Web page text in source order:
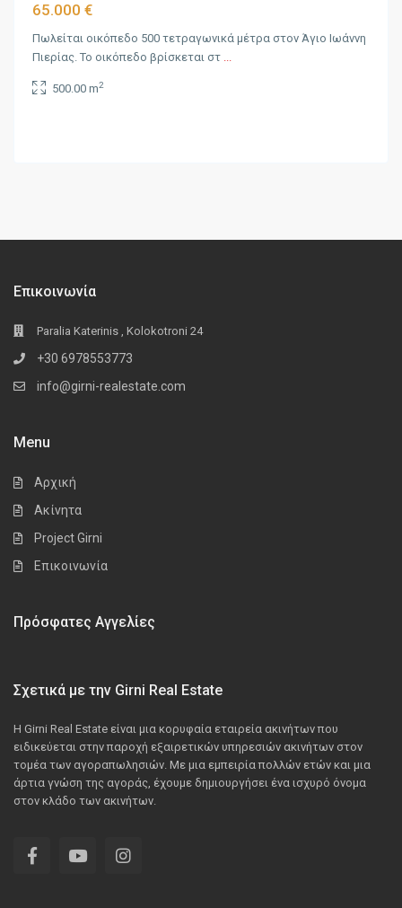
65.000 €
Πωλείται οικόπεδο 500 τετραγωνικά μέτρα στον Άγιο Ιωάννη
Πιερίας. Το οικόπεδο βρίσκεται στ ...
500.00 m2
Επικοινωνία
Paralia Katerinis , Kolokotroni 24
+30 6978553773
info@girni-realestate.com
Menu
Αρχική
Ακίνητα
Project Girni
Επικοινωνία
Πρόσφατες Αγγελίες
Σχετικά με την Girni Real Estate
Η Girni Real Estate είναι μια κορυφαία εταιρεία ακινήτων που
ειδικεύεται στην παροχή εξαιρετικών υπηρεσιών ακινήτων στον
τομέα των αγοραπωλησιών. Με μια εμπειρία πολλών ετών και μια
άρτια γνώση της αγοράς, έχουμε δημιουργήσει ένα ισχυρό όνομα
στον κλάδο των ακινήτων.